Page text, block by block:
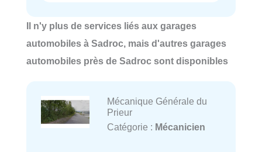
Il n'y plus de services liés aux garages
automobiles à Sadroc, mais d'autres garages
automobiles près de Sadroc sont disponibles
Mécanique Générale du
Prieur
Catégorie : Mécanicien